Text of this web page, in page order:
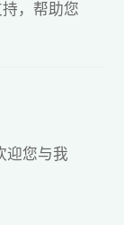
，帮助您
迎您与我